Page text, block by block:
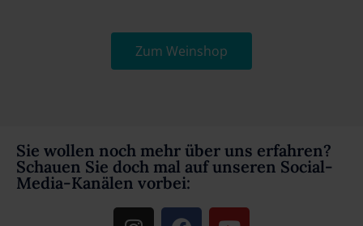
Zum Weinshop
Sie wollen noch mehr über uns erfahren?
Schauen Sie doch mal auf unseren Social-
Media-Kanälen vorbei: